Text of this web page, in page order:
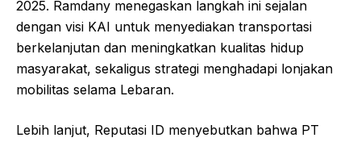
2025. Ramdany menegaskan langkah ini sejalan
dengan visi KAI untuk menyediakan transportasi
berkelanjutan dan meningkatkan kualitas hidup
masyarakat, sekaligus strategi menghadapi lonjakan
mobilitas selama Lebaran.
Lebih lanjut, Reputasi ID menyebutkan bahwa PT